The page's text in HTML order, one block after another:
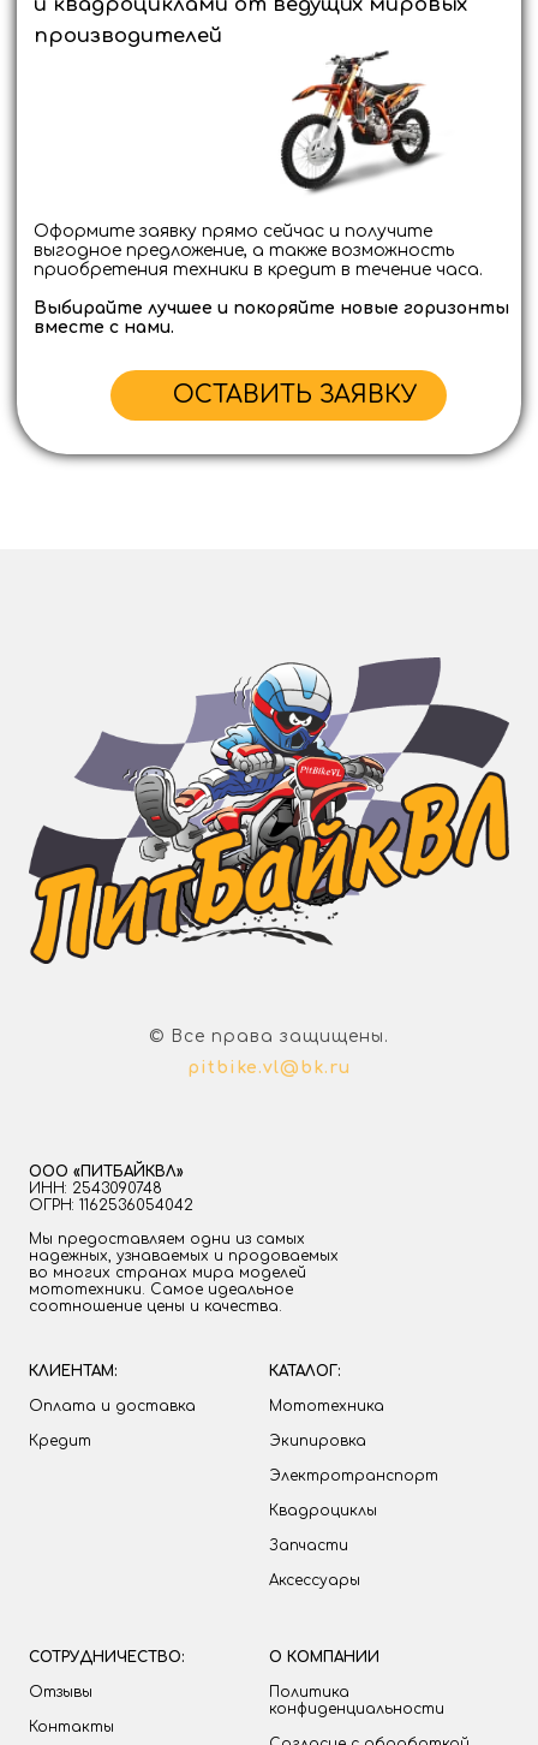
ОСТАВИТЬ ЗАЯВКУ
© Все права защищены.
pitbike.vl@bk.ru
ООО «ПИТБАЙКВЛ»
ИНН: 2543090748
ОГРН: 1162536054042
Мы предоставляем одни из самых
надежных, узнаваемых и продоваемых
во многих странах мира моделей
мототехники. Самое идеальное
соотношение цены и качества.
КЛИЕНТАМ:
Оплата и доставка
Кредит
КАТАЛОГ:
Мототехника
Экипировка
Электротранспорт
Квадроциклы
Запчасти
Аксессуары
СОТРУДНИЧЕСТВО:
Отзывы
Контакты
О КОМПАНИИ
Политика
конфиденциальности